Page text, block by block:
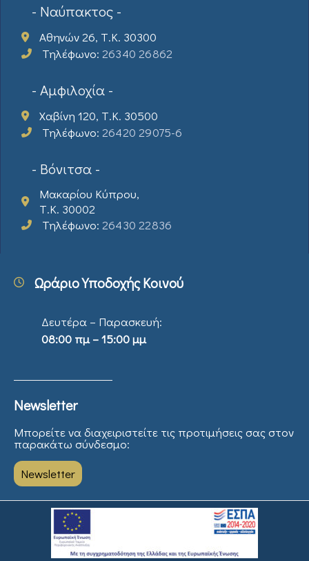
- Ναύπακτος -
Αθηνών 26, Τ.Κ. 30300
Τηλέφωνο: 26340 26862
- Αμφιλοχία -
Χαβίνη 120, Τ.Κ. 30500
Τηλέφωνο: 26420 29075-6
- Βόνιτσα -
Μακαρίου Κύπρου,
Τ.Κ. 30002
Τηλέφωνο: 26430 22836
Ωράριο Υποδοχής Κοινού
Δευτέρα – Παρασκευή:
08:00 πμ – 15:00 μμ
Newsletter
Μπορείτε να διαχειριστείτε τις προτιμήσεις σας στον
παρακάτω σύνδεσμο:
Newsletter